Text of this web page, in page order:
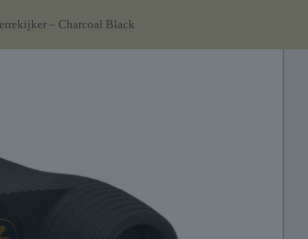
– Charcoal Black